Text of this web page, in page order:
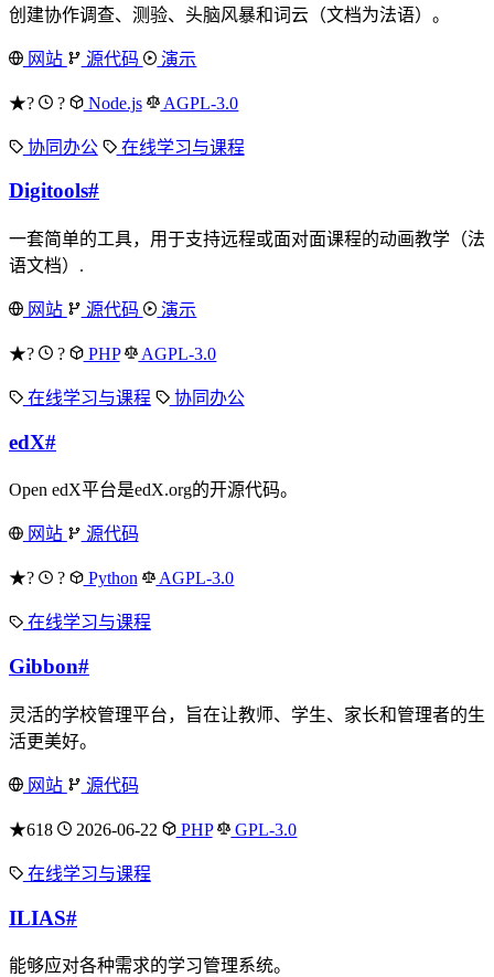
创建协作调查、测验、头脑风暴和词云（文档为法语）。
网站 源代码 演示
★? ? Node.js AGPL-3.0
协同办公 在线学习与课程
Digitools#
一套简单的工具，用于支持远程或面对面课程的动画教学（法
语文档）.
网站 源代码 演示
★? ? PHP AGPL-3.0
在线学习与课程 协同办公
edX#
Open edX平台是edX.org的开源代码。
网站 源代码
★? ? Python AGPL-3.0
在线学习与课程
Gibbon#
灵活的学校管理平台，旨在让教师、学生、家长和管理者的生
活更美好。
网站 源代码
★618 2026-06-22 PHP GPL-3.0
在线学习与课程
ILIAS#
能够应对各种需求的学习管理系统。